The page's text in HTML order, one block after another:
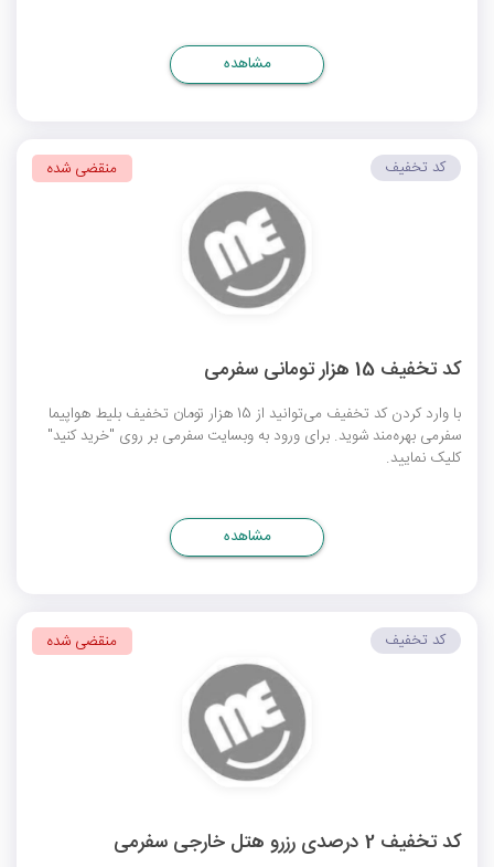
مشاهده
کد تخفیف 15 هزار تومانی سفرمی
با وارد کردن کد تخفیف می‌توانید از 15 هزار تومان تخفیف بلیط هواپیما
سفرمی بهره‌مند شوید. برای ورود به وبسایت سفرمی بر روی "خرید کنید"
کلیک نمایید.
کد تخفیف منقضی شده
مشاهده
کد تخفیف 2 درصدی رزرو هتل خارجی سفرمی
کد تخفیف منقضی شده